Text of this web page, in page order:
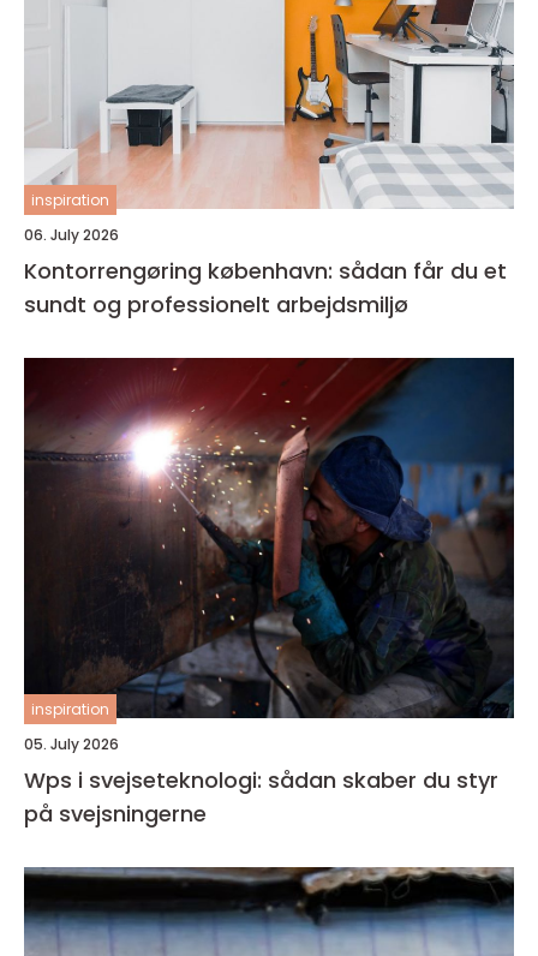
inspiration
06. July 2026
Kontorrengøring københavn: sådan får du et
sundt og professionelt arbejdsmiljø
inspiration
05. July 2026
Wps i svejseteknologi: sådan skaber du styr
på svejsningerne